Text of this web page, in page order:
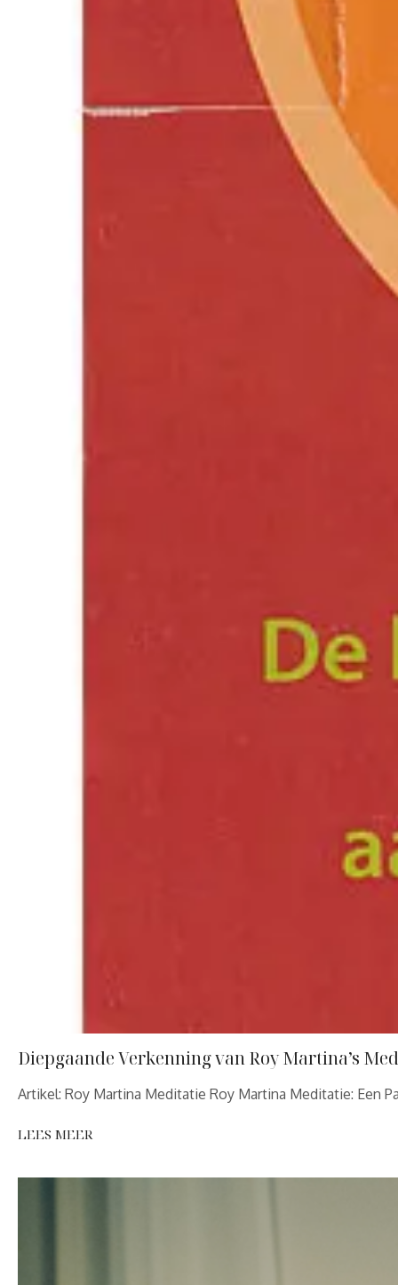
Diepgaande Verkenning van Roy Martina’s
Artikel: Roy Martina Meditatie Roy Martina Meditatie: Een
LEES MEER